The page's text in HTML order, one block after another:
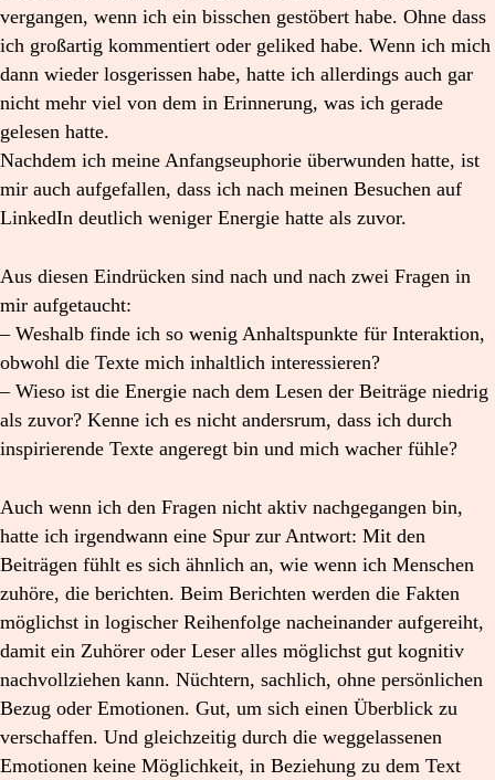
vergangen, wenn ich ein bisschen gestöbert habe. Ohne dass
ich großartig kommentiert oder geliked habe. Wenn ich mich
dann wieder losgerissen habe, hatte ich allerdings auch gar
nicht mehr viel von dem in Erinnerung, was ich gerade
gelesen hatte.
Nachdem ich meine Anfangseuphorie überwunden hatte, ist
mir auch aufgefallen, dass ich nach meinen Besuchen auf
LinkedIn deutlich weniger Energie hatte als zuvor.
Aus diesen Eindrücken sind nach und nach zwei Fragen in
mir aufgetaucht:
– Weshalb finde ich so wenig Anhaltspunkte für Interaktion,
obwohl die Texte mich inhaltlich interessieren?
– Wieso ist die Energie nach dem Lesen der Beiträge niedrig
als zuvor? Kenne ich es nicht andersrum, dass ich durch
inspirierende Texte angeregt bin und mich wacher fühle?
Auch wenn ich den Fragen nicht aktiv nachgegangen bin,
hatte ich irgendwann eine Spur zur Antwort: Mit den
Beiträgen fühlt es sich ähnlich an, wie wenn ich Menschen
zuhöre, die berichten. Beim Berichten werden die Fakten
möglichst in logischer Reihenfolge nacheinander aufgereiht,
damit ein Zuhörer oder Leser alles möglichst gut kognitiv
nachvollziehen kann. Nüchtern, sachlich, ohne persönlichen
Bezug oder Emotionen. Gut, um sich einen Überblick zu
verschaffen. Und gleichzeitig durch die weggelassenen
Emotionen keine Möglichkeit, in Beziehung zu dem Text